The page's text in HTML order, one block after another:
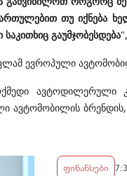
თუ იქნება
გაუმჯობესდება
ევროპული
ავტოდილერული
ბრენდის,
ფინანსები